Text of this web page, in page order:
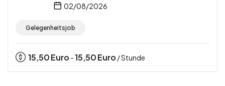
02/08/2026
Gelegenheitsjob
15,50Euro -15,50Euro / Stunde